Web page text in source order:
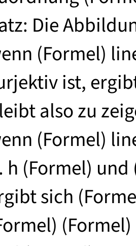
Die
(Formel)
ist,
also zu
(Formel)
h (Formel)
sich